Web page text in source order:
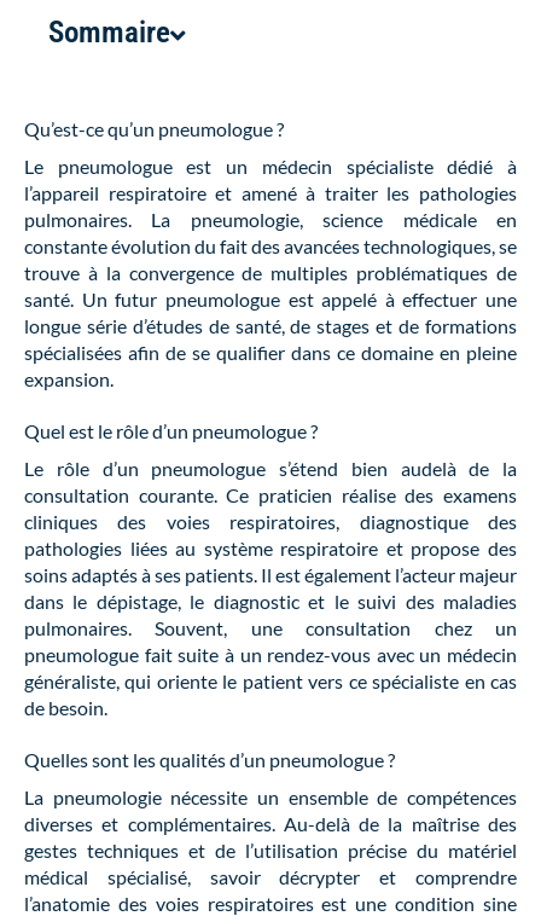
Sommaire
Qu’est-ce qu’un pneumologue ?
Le pneumologue est un médecin spécialiste dédié à
l’appareil respiratoire et amené à traiter les pathologies
pulmonaires. La pneumologie, science médicale en
constante évolution du fait des avancées technologiques, se
trouve à la convergence de multiples problématiques de
santé. Un futur pneumologue est appelé à effectuer une
longue série d’études de santé, de stages et de formations
spécialisées afin de se qualifier dans ce domaine en pleine
expansion.
Quel est le rôle d’un pneumologue ?
Le rôle d’un pneumologue s’étend bien audelà de la
consultation courante. Ce praticien réalise des examens
cliniques des voies respiratoires, diagnostique des
pathologies liées au système respiratoire et propose des
soins adaptés à ses patients. Il est également l’acteur majeur
dans le dépistage, le diagnostic et le suivi des maladies
pulmonaires. Souvent, une consultation chez un
pneumologue fait suite à un rendez-vous avec un médecin
généraliste, qui oriente le patient vers ce spécialiste en cas
de besoin.
Quelles sont les qualités d’un pneumologue ?
La pneumologie nécessite un ensemble de compétences
diverses et complémentaires. Au-delà de la maîtrise des
gestes techniques et de l’utilisation précise du matériel
médical spécialisé, savoir décrypter et comprendre
l’anatomie des voies respiratoires est une condition sine